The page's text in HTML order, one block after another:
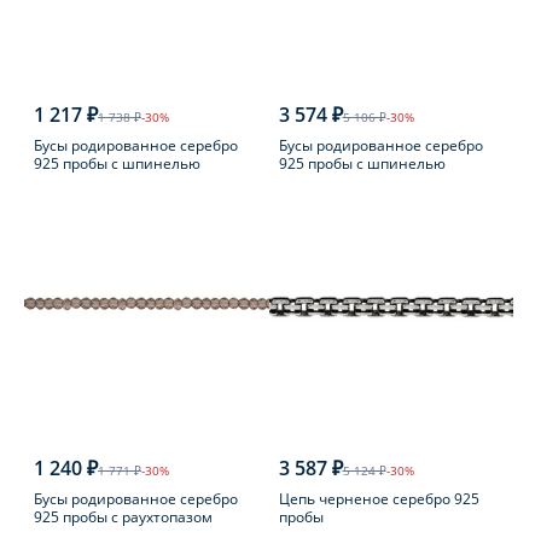
1 217 ₽1 738 ₽-30%
Бусы родированное серебро
925 пробы с шпинелью
3 574 ₽5 106 ₽-30%
Бусы родированное серебро
925 пробы с шпинелью
1 240 ₽1 771 ₽-30%
Бусы родированное серебро
925 пробы с раухтопазом
3 587 ₽5 124 ₽-30%
Цепь черненое серебро 925
пробы